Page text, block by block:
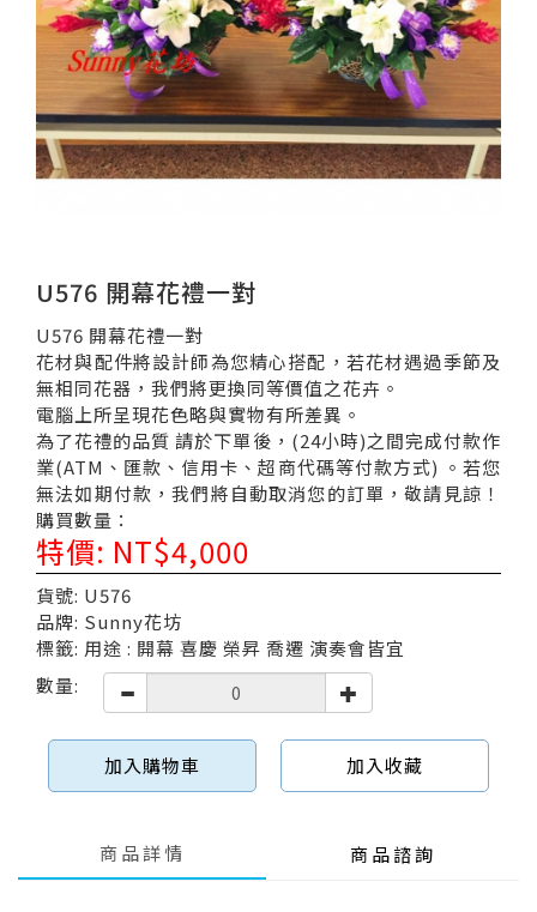
U576 開幕花禮一對
U576 開幕花禮一對
花材與配件將設計師為您精心搭配，若花材遇過季節及
無相同花器，我們將更換同等價值之花卉。
電腦上所呈現花色略與實物有所差異。
為了花禮的品質 請於下單後，(24小時)之間完成付款作
業(ATM、匯款、信用卡、超商代碼等付款方式) 。若您
無法如期付款，我們將自動取消您的訂單，敬請見諒！
購買數量：
特價: NT$4,000
貨號: U576
品牌: Sunny花坊
標籤: 用途 : 開幕 喜慶 榮昇 喬遷 演奏會皆宜
數量:
加入購物車 加入收藏
商品詳情 商品諮詢